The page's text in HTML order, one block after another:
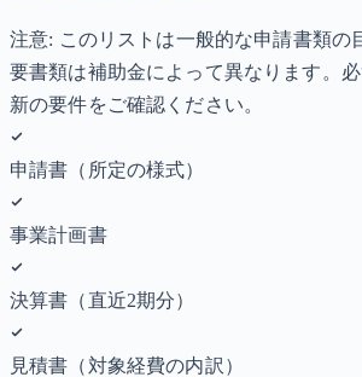
注意: このリストは一般的な申請書類の
要書類は補助金によって異なります。
新の要件をご確認ください。
申請書（所定の様式）
事業計画書
決算書（直近2期分）
見積書（対象経費の内訳）